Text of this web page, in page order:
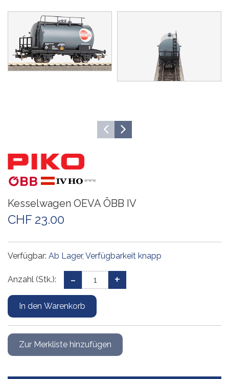
Kesselwagen OEVA ÖBB IV
CHF 23.00
Verfügbar: Ab Lager, Verfügbarkeit knapp
Anzahl (Stk.):